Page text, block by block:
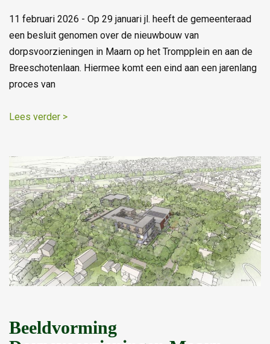
11 februari 2026 - Op 29 januari jl. heeft de gemeenteraad
een besluit genomen over de nieuwbouw van
dorpsvoorzieningen in Maarn op het Trompplein en aan de
Breeschotenlaan. Hiermee komt een eind aan een jarenlang
proces van
Lees verder >
Beeldvorming